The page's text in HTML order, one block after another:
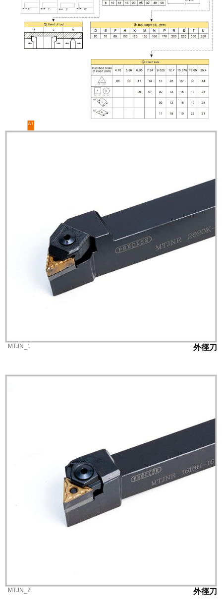
外徑刀
MTJN_1
外徑刀
MTJN_2